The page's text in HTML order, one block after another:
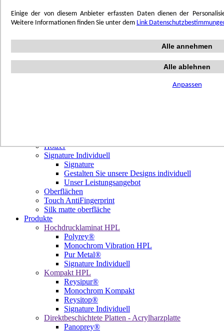
Einige der von diesem Anbieter erfassten Daten dienen der
Weitere Informationen finden Sie unter dem Link
Alle annehmen
Alle ablehnen
Anpassen
Toggle Nav
Menu
Inspiration
Authentic Travertine
Hölzer
Signature Individuell
Signature
Gestalten Sie unsere Designs individuell
Unser Leistungsangebot
Oberflächen
Touch AntiFingerprint
Silk matte oberfläche
Produkte
Hochdrucklaminat HPL
Polyrey®
Monochrom Vibration HPL
Pur Metal®
Signature Individuell
Kompakt HPL
Reysipur®
Monochrom Kompakt
Reysitop®
Signature Individuell
Direktbeschichtete Platten - Acrylharzplatte
Panoprey®